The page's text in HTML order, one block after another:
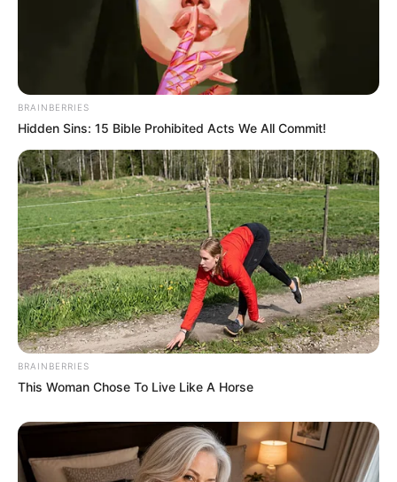
4 – Enquanto aguarda a secagem dos papéis que
você colou nos rolos, vamos para a próxima
etapa. Com o auxílio do pincel grosso passe duas
demãos de tinta sobre o disco de madeira/MDF.
Aguarde a secagem.
BRAINBERRIES
Hidden Sins: 15 Bible Prohibited Acts We All Commit!
BRAINBERRIES
This Woman Chose To Live Like A Horse